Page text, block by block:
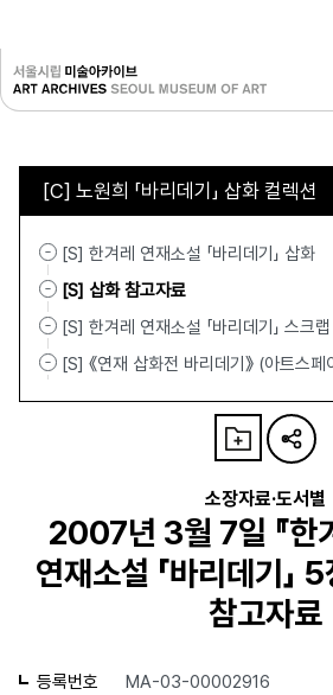
[C] 노원희 「바리데기」 삽화 컬렉션
[S] 한겨레 연재소설 「바리데기」 삽화
[S] 삽화 참고자료
[S] 한겨레 연재소설 「바리데기」 스크
[S] 《연재 삽화전 바리데기》 (아트스
소장자료·도서별
2007년 3월 7일 『한
연재소설 「바리데기」
참고자료
등록번호 MA-03-00002916